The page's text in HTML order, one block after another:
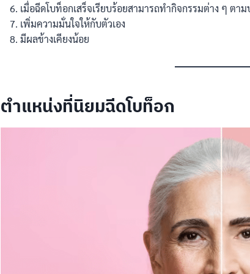
เมื่อฉีดโบท็อกเสร็จเรียบร้อยสามารถทำกิจกรรมต่าง ๆ ตา
เพิ่มความมั่นใจให้กับตัวเอง
มีผลข้างเคียงน้อย
ตำแหน่งที่นิยมฉีดโบท็อก